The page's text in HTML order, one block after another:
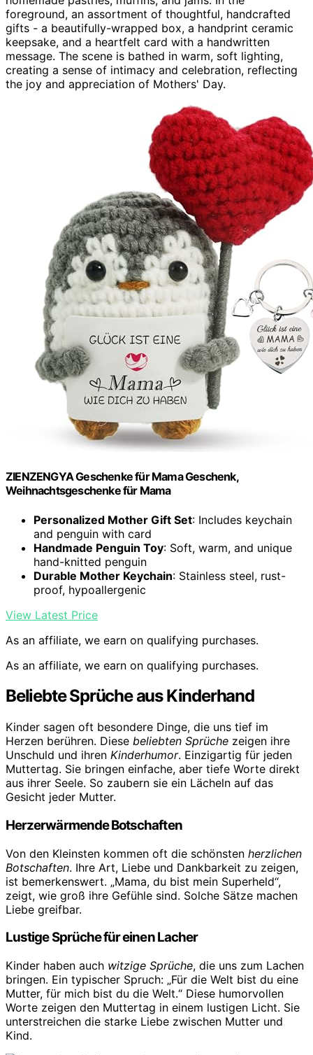
ZIENZENGYA Geschenke für Mama Geschenk,
Weihnachtsgeschenke für Mama
Personalized Mother Gift Set: Includes keychain
and penguin with card
Handmade Penguin Toy: Soft, warm, and unique
hand-knitted penguin
Durable Mother Keychain: Stainless steel, rust-
proof, hypoallergenic
View Latest Price
As an affiliate, we earn on qualifying purchases.
As an affiliate, we earn on qualifying purchases.
Beliebte Sprüche aus Kinderhand
Kinder sagen oft besondere Dinge, die uns tief im
Herzen berühren. Diese beliebten Sprüche zeigen ihre
Unschuld und ihren Kinderhumor. Einzigartig für jeden
Muttertag. Sie bringen einfache, aber tiefe Worte direkt
aus ihrer Seele. So zaubern sie ein Lächeln auf das
Gesicht jeder Mutter.
Herzerwärmende Botschaften
Von den Kleinsten kommen oft die schönsten herzlichen
Botschaften. Ihre Art, Liebe und Dankbarkeit zu zeigen,
ist bemerkenswert. „Mama, du bist mein Superheld“,
zeigt, wie groß ihre Gefühle sind. Solche Sätze machen
Liebe greifbar.
Lustige Sprüche für einen Lacher
Kinder haben auch witzige Sprüche, die uns zum Lachen
bringen. Ein typischer Spruch: „Für die Welt bist du eine
Mutter, für mich bist du die Welt.“ Diese humorvollen
Worte zeigen den Muttertag in einem lustigen Licht. Sie
unterstreichen die starke Liebe zwischen Mutter und
Kind.